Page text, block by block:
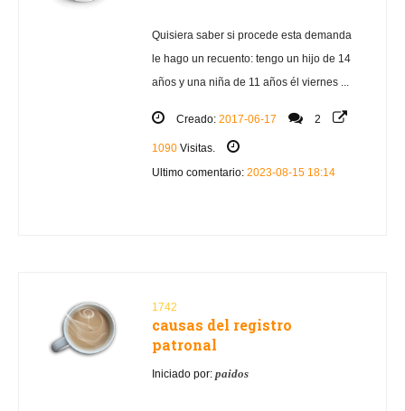
Quisiera saber si procede esta demanda
le hago un recuento: tengo un hijo de 14
años y una niña de 11 años él viernes ...
Creado: 2017-06-17 2
1090 Visitas.
Ultimo comentario: 2023-08-15 18:14
1742
causas del registro
patronal
Iniciado por: paidos